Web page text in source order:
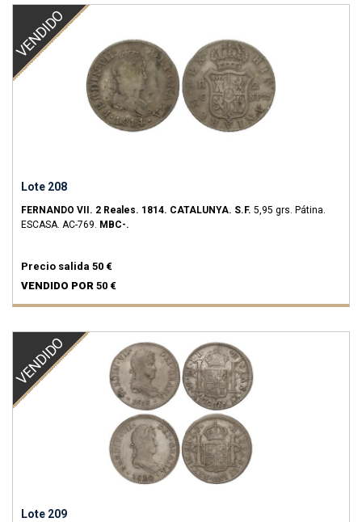
VENDIDO
Lote 208
FERNANDO VII. 2 Reales. 1814. CATALUNYA. S.F. 5,95 grs. Pátina.
ESCASA. AC-769. MBC-.
Precio salida 50 €
VENDIDO POR 50 €
VENDIDO
Lote 209